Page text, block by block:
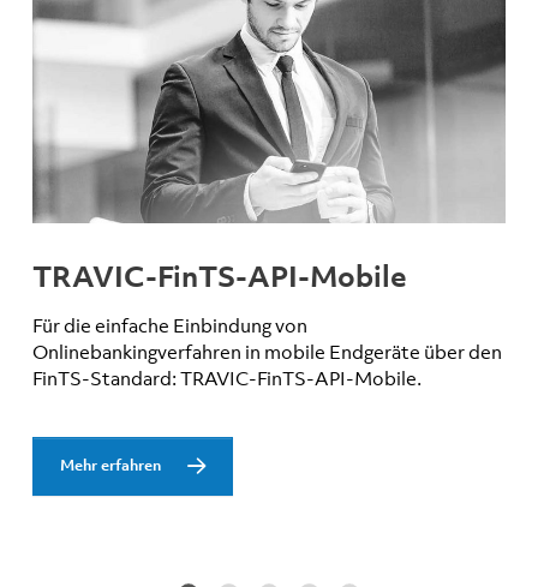
TRAVIC-FinTS-API-Mobile
Für die einfache Einbindung von
Onlinebankingverfahren in mobile Endgeräte über den
FinTS-Standard: TRAVIC-FinTS-API-Mobile.
Mehr erfahren